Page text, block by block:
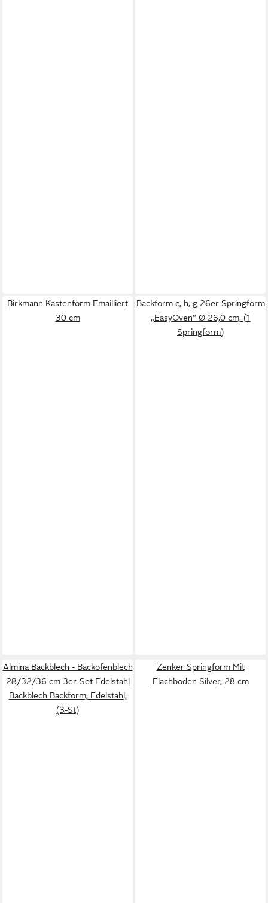
Birkmann Kastenform Emailliert
30 cm
Backform c, h, g 26er Springform
„EasyOven“ Ø 26,0 cm, (1
Springform)
Almina Backblech - Backofenblech
28/32/36 cm 3er-Set Edelstahl
Backblech Backform, Edelstahl,
(3-St)
Zenker Springform Mit
Flachboden Silver, 28 cm